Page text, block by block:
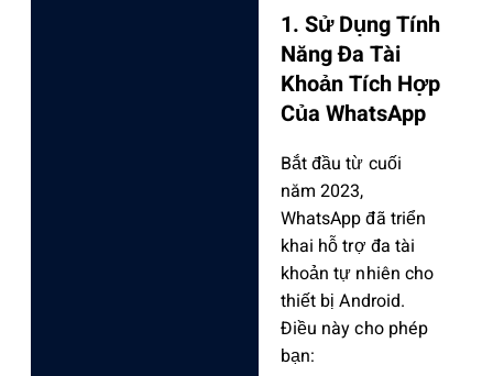
1. Sử Dụng Tính
Năng Đa Tài
Khoản Tích Hợp
Của WhatsApp
Bắt đầu từ cuối
năm 2023,
WhatsApp đã triển
khai hỗ trợ đa tài
khoản tự nhiên cho
thiết bị Android.
Điều này cho phép
bạn: